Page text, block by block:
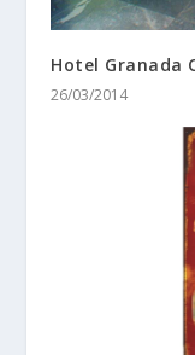
Hotel Granada
26/03/2014